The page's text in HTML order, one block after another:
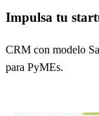
Impulsa tu
CRM con modelo
para PyMEs.